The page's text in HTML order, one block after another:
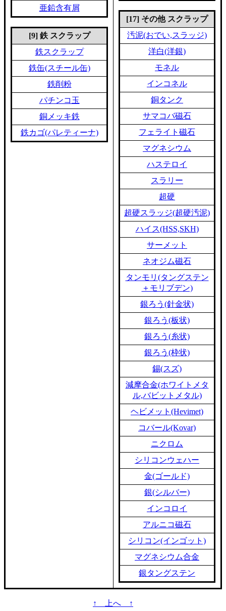
亜鉛含有屑
[9] 鉄 スクラップ
鉄スクラップ
鉄缶(スチール缶)
鉄削粉
パチンコ玉
銅メッキ鉄
鉄カゴ(パレティーナ)
[17] その他 スクラップ
汚泥(おでい,スラッジ)
洋白(洋銀)
モネル
インコネル
銅タンク
サマコバ磁石
フェライト磁石
マグネシウム
ハステロイ
スラリー
超硬
超硬スラッジ(超硬汚泥)
ハイス(HSS,SKH)
サーメット
ネオジム磁石
タンモリ(タングステン
＋モリブデン)
銀ろう(針金状)
銀ろう(板状)
銀ろう(糸状)
銀ろう(枠状)
錫(スズ)
減摩合金(ホワイトメタ
ル,バビットメタル)
ヘビメット(Hevimet)
コバール(Kovar)
ニクロム
シリコンウェハー
金(ゴールド)
銀(シルバー)
インコロイ
アルニコ磁石
シリコン(インゴット)
マグネシウム合金
銀タングステン
↑ 上へ ↑